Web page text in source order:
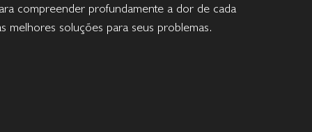
compreender profundamente a dor de cada
melhores soluções para seus problemas.